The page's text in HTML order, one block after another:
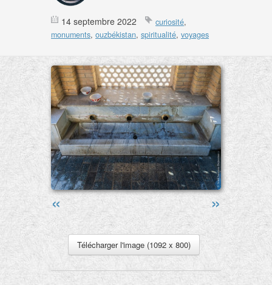
14 septembre 2022 curiosité,
monuments, ouzbékistan, spiritualité, voyages
»
«
Télécharger l'image (1092 x 800)